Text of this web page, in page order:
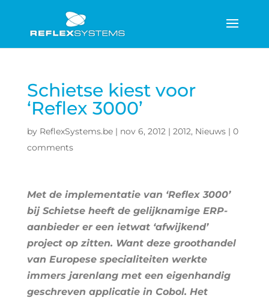
Schietse kiest voor
‘Reflex 3000’
by ReflexSystems.be| nov 6, 2012| 2012, Nieuws| 0
comments
Met de implementatie van ‘Reflex 3000’
bij Schietse heeft de gelijknamige ERP-
aanbieder er een ietwat ‘afwijkend’
project op zitten. Want deze groothandel
van Europese specialiteiten werkte
immers jarenlang met een eigenhandig
geschreven applicatie in Cobol. Het